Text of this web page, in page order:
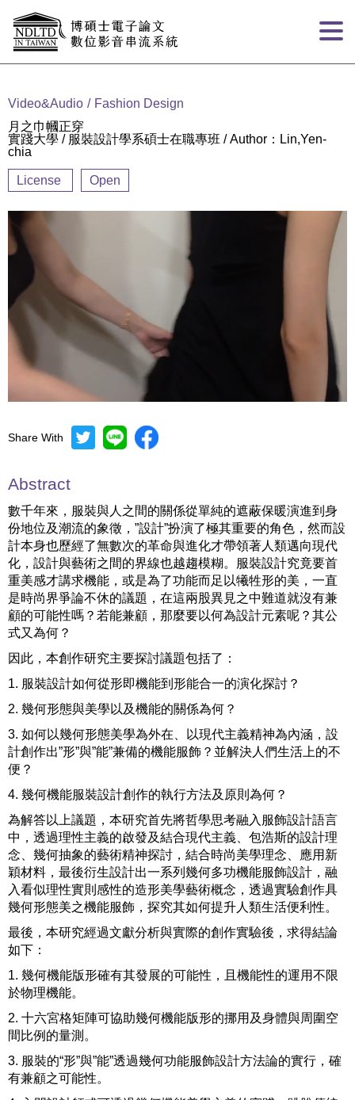
Video&Audio
Fashion Design
月之巾幗正穿
實踐大學 / 服裝設計學系碩士在職專班 / Author：Lin,Yen-
chia
License Open
Share With
Abstract
數千年來，服裝與人之間的關係從單純的遮蔽保暖演進到身
份地位及潮流的象徵，”設計”扮演了極其重要的角色，然而設
計本身也歷經了無數次的革命與進化才帶領著人類邁向現代
化，設計與藝術之間的界線也越趨模糊。服裝設計究竟要首
重美感才講求機能，或是為了功能而足以犧牲形的美，一直
是時尚界爭論不休的議題，在這兩股異見之中難道就沒有兼
顧的可能性嗎？若能兼顧，那麼要以何為設計元素呢？其公
式又為何？
因此，本創作研究主要探討議題包括了：
1. 服裝設計如何從形即機能到形能合一的演化探討？
2. 幾何形態與美學以及機能的關係為何？
3. 如何以幾何形態美學為外在、以現代主義精神為內涵，設
計創作出”形”與”能”兼備的機能服飾？並解決人們生活上的不
便？
4. 幾何機能服裝設計創作的執行方法及原則為何？
為解答以上議題，本研究首先將哲學思考融入服飾設計語言
中，透過理性主義的啟發及結合現代主義、包浩斯的設計理
念、幾何抽象的藝術精神探討，結合時尚美學理念、應用新
穎材料，最後衍生設計出一系列幾何多功機能服飾設計，融
入看似理性實則感性的造形美學藝術概念，透過實驗創作具
幾何形態美之機能服飾，探究其如何提升人類生活便利性。
最後，本研究經過文獻分析與實際的創作實驗後，求得結論
如下：
1. 幾何機能版形確有其發展的可能性，且機能性的運用不限
於物理機能。
2. 十六宮格矩陣可協助幾何機能版形的挪用及身體與周圍空
間比例的量測。
3. 服裝的“形”與”能”透過幾何功能服飾設計方法論的實行，確
有兼顧之可能性。